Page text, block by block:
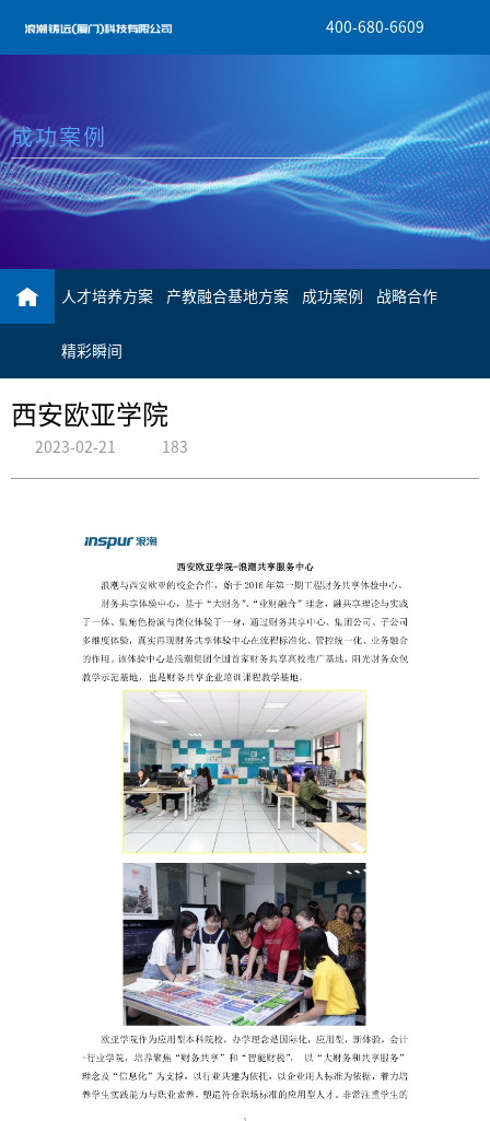
400-680-6609
成功案例
人才培养方案 产教融合基地方案 成功案例 战略合作
精彩瞬间
西安欧亚学院
2023-02-21 183